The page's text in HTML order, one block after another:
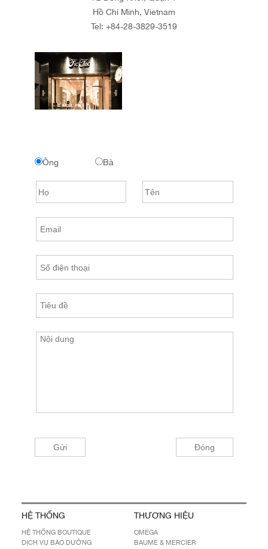
Hồ Chí Minh, Vietnam
Tel: +84-28-3829-3519
Ông Bà
HỆ THỐNG
HỆ THỐNG BOUTIQUE
DỊCH VỤ BẢO DƯỠNG
THƯƠNG HIỆU
OMEGA
BAUME & MERCIER